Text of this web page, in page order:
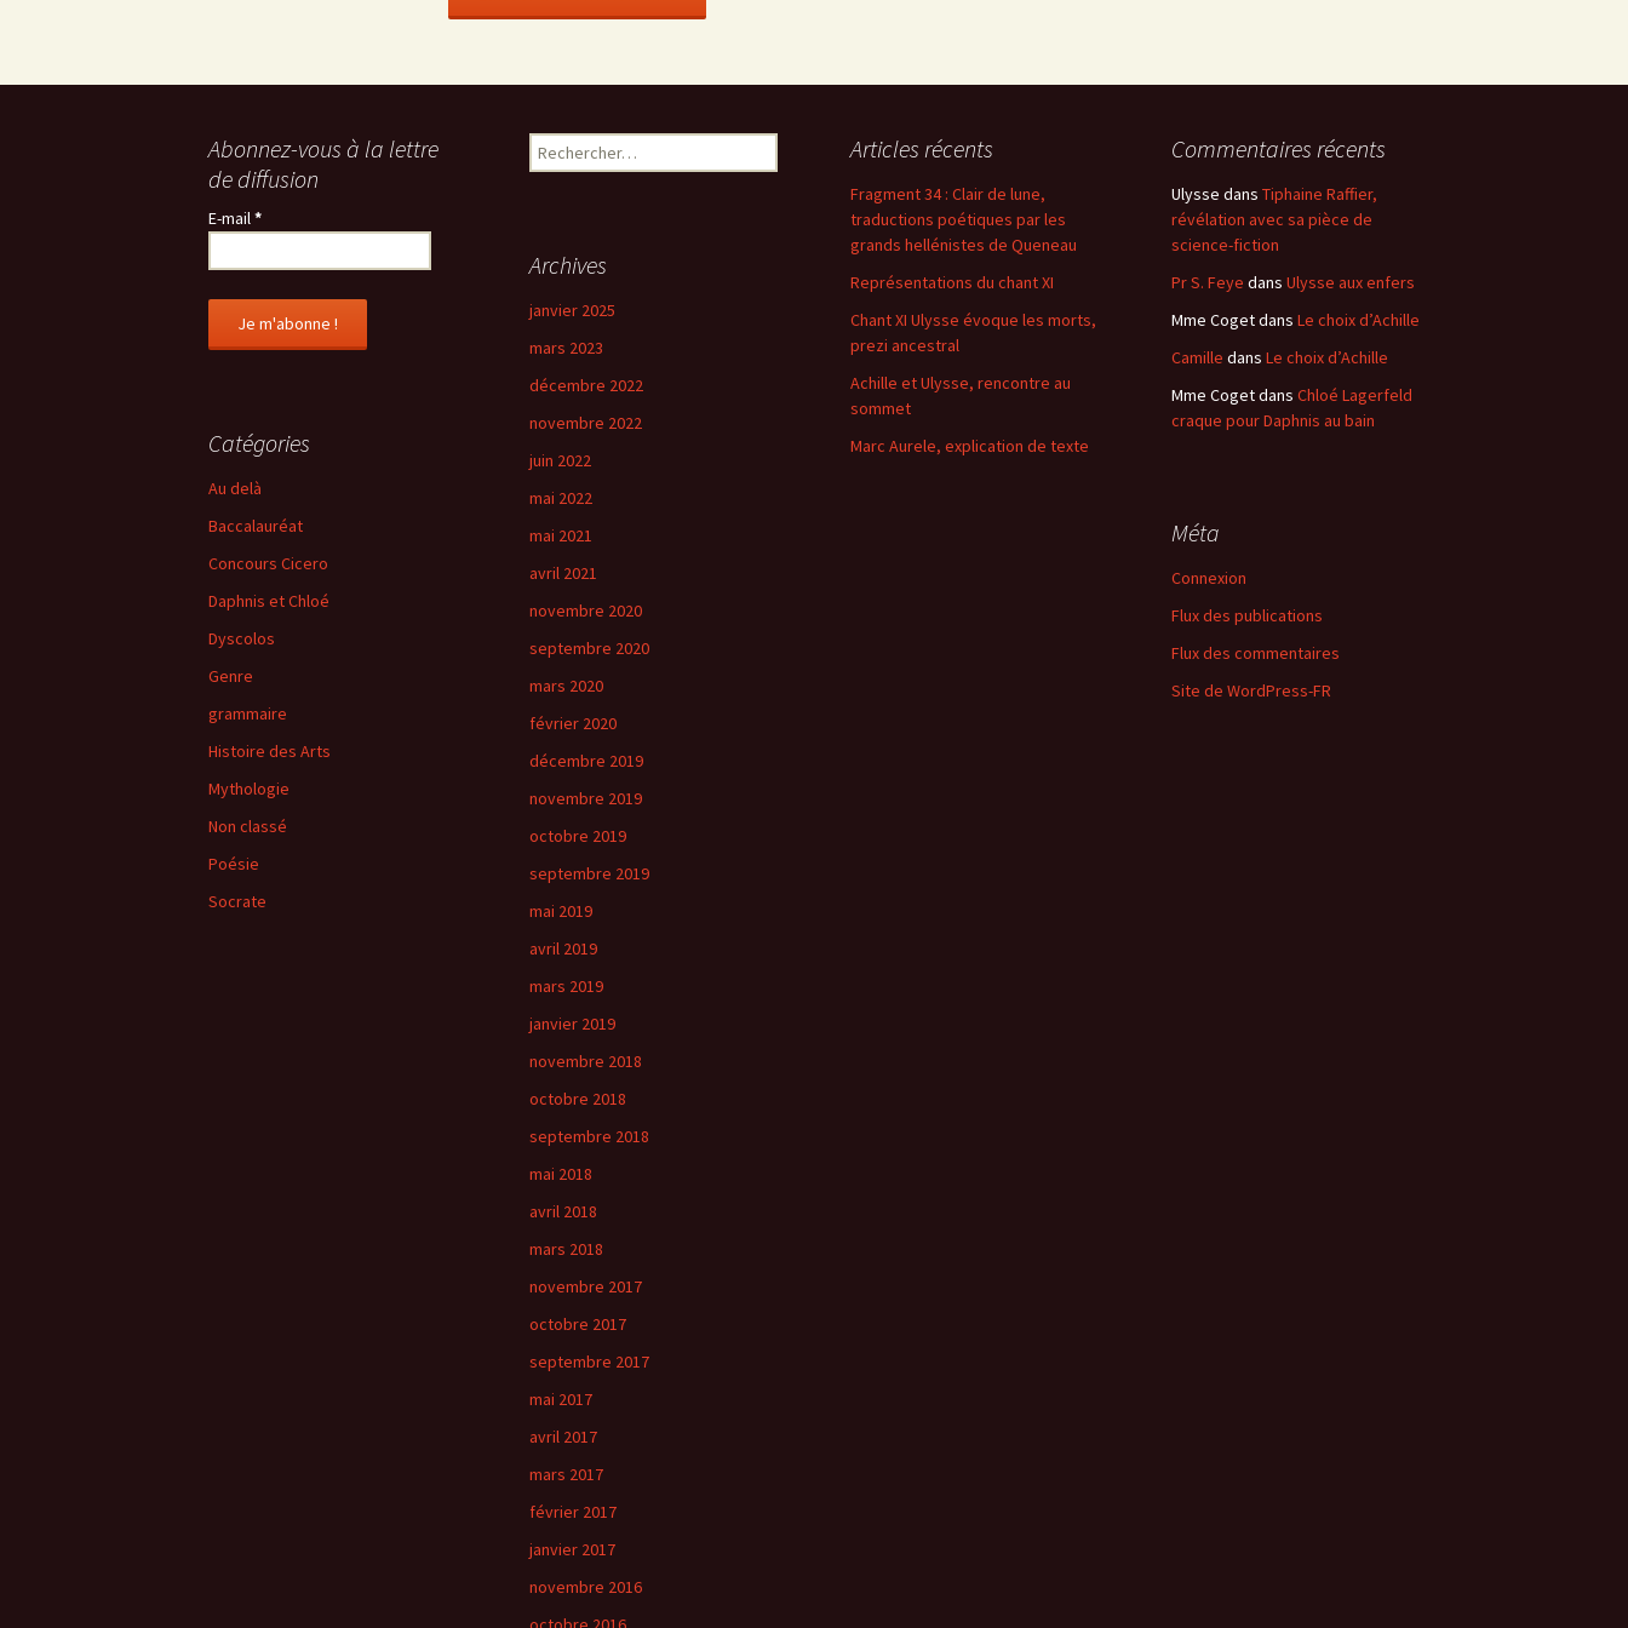
Abonnez-vous à la lettre
de diffusion
E-mail*
R
e
r
h
e
:
Articles récents
Fragment 34 : Clair de lune,
traductions poétiques par les
grands hellénistes de Queneau
Représentations du chant XI
Chant XI Ulysse évoque les morts,
prezi ancestral
Achille et Ulysse, rencontre au
sommet
Marc Aurele, explication de texte
Commentaires récents
Ulysse dans Tiphaine Raffier,
révélation avec sa pièce de
science-fiction
Pr S. Feye dans Ulysse aux enfers
Mme Cogetdans Le choix d’Achille
Camille dans Le choix d’Achille
Mme Cogetdans Chloé Lagerfeld
craque pour Daphnis au bain
Archives
janvier 2025
mars 2023
décembre 2022
novembre 2022
juin 2022
mai 2022
mai 2021
avril 2021
novembre 2020
septembre 2020
mars 2020
février 2020
décembre 2019
novembre 2019
octobre 2019
septembre 2019
mai 2019
avril 2019
mars 2019
janvier 2019
novembre 2018
octobre 2018
septembre 2018
mai 2018
avril 2018
mars 2018
novembre 2017
octobre 2017
septembre 2017
mai 2017
avril 2017
mars 2017
février 2017
janvier 2017
novembre 2016
Catégories
Au delà
Baccalauréat
Concours Cicero
Daphnis et Chloé
Dyscolos
Genre
grammaire
Histoire des Arts
Mythologie
Non classé
Poésie
Socrate
Méta
Connexion
Flux des publications
Flux des commentaires
Site de WordPress-FR